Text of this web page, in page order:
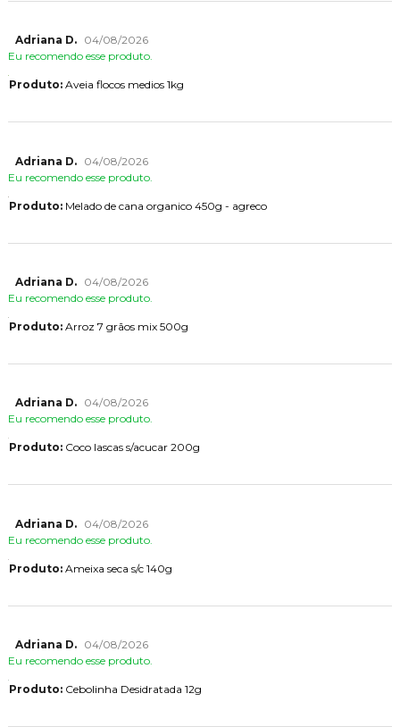
Adriana D.
04/08/2026
Eu recomendo esse produto.
Produto:Aveia flocos medios 1kg
Adriana D.
04/08/2026
Eu recomendo esse produto.
Produto:Melado de cana organico 450g - agreco
Adriana D.
04/08/2026
Eu recomendo esse produto.
Produto:Arroz 7 grãos mix 500g
Adriana D.
04/08/2026
Eu recomendo esse produto.
Produto:Coco lascas s/acucar 200g
Adriana D.
04/08/2026
Eu recomendo esse produto.
Produto:Ameixa seca s/c 140g
Adriana D.
04/08/2026
Eu recomendo esse produto.
Produto:Cebolinha Desidratada 12g